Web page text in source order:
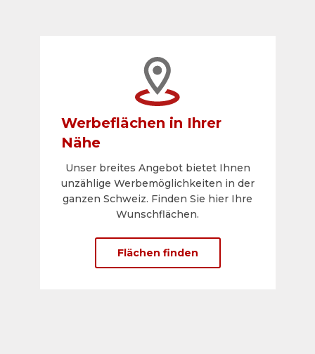
Werbeflächen in Ihrer
Nähe
Unser breites Angebot bietet Ihnen
unzählige Werbemöglichkeiten in der
ganzen Schweiz. Finden Sie hier Ihre
Wunschflächen.
Flächen finden